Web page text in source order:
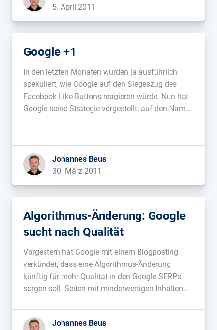
einzelne URLs) […]...
5. April 2011
Google +1
In den letzten Monaten wurden ja ausführlich
spekuliert, wie Google auf den Siegeszug des
Facebook Like-Buttons reagieren würde. Nun hat
Google seine Strategie vorgestellt: auf den Namen
recht genau, erweitert die Möglichkeiten aber
gleichzeitig. So wird es […]...
Johannes Beus
30. März 2011
Algorithmus-Änderung: Google
sucht nach Qualität
Vorgestern hat Google mit einem Blogposting
verkündet, dass eine Algorithmus-Änderung
künftig für mehr Qualität in den Google-SERPs
sorgen soll. Seiten mit minderwertigen Inhalten
hochwertige Inhalte dafür häufiger. Bislang wurde
diese Änderung nur in den USA umgesetzt, andere
Johannes Beus